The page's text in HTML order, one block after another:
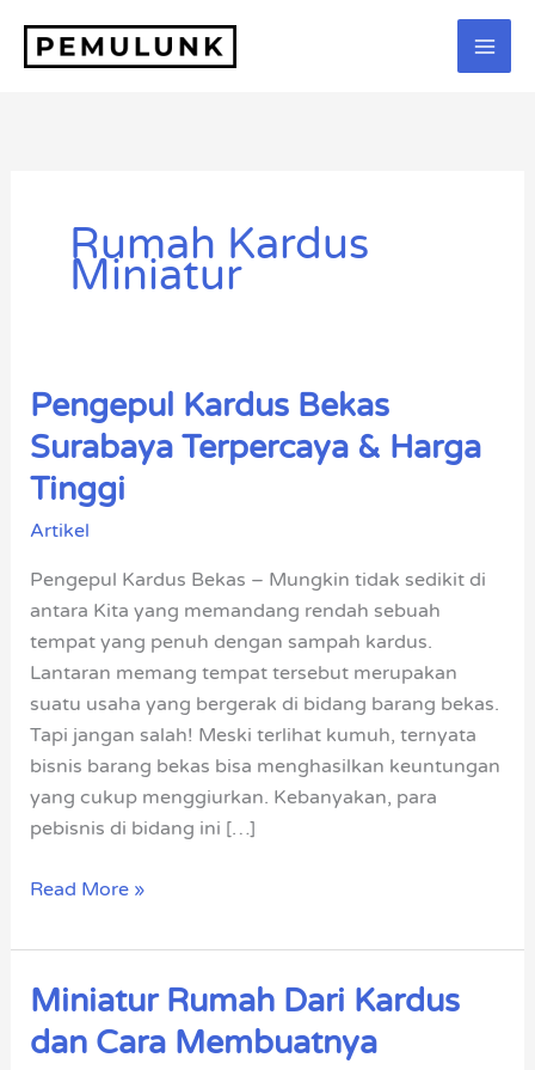
Rumah Kardus
Miniatur
Pengepul Kardus Bekas
Surabaya Terpercaya & Harga
Tinggi
Artikel
Pengepul Kardus Bekas – Mungkin tidak sedikit di
antara Kita yang memandang rendah sebuah
tempat yang penuh dengan sampah kardus.
Lantaran memang tempat tersebut merupakan
suatu usaha yang bergerak di bidang barang bekas.
Tapi jangan salah! Meski terlihat kumuh, ternyata
bisnis barang bekas bisa menghasilkan keuntungan
yang cukup menggiurkan. Kebanyakan, para
pebisnis di bidang ini […]
Pengepul
Kardus
Bekas
Surabaya
Terpercaya
Harga
Tinggi
Read More »
Miniatur Rumah Dari Kardus
dan Cara Membuatnya
Miniatur
Rumah
Dari